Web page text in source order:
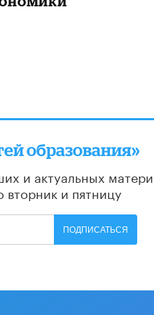
образования»
и актуальных
вторник и пятницу
ПОДПИСАТЬСЯ